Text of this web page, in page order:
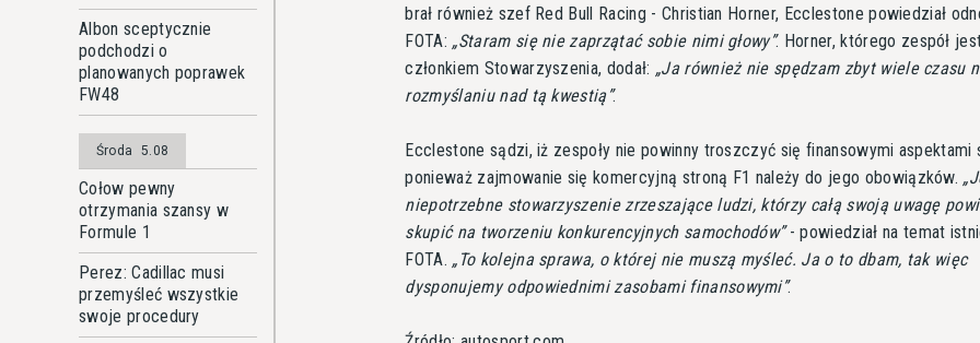
Albon sceptycznie
podchodzi o
planowanych poprawek
FW48
Środa 5.08
Cołow pewny
otrzymania szansy w
Formule 1
Perez: Cadillac musi
przemyśleć wszystkie
swoje procedury
brał również szef Red Bull Racing - Christian Horner, Ecclestone powiedział
FOTA:
Staram się nie zaprzątać sobie nimi głowy . Horner, którego zespół
członkiem Stowarzyszenia, dodał:
Ja również nie spędzam zbyt wiele czasu
rozmyślaniu nad tą kwestią .
Ecclestone sądzi, iż zespoły nie powinny troszczyć się finansowymi aspektami
ponieważ zajmowanie się komercyjną stroną F1 należy do jego obowiązków.
niepotrzebne stowarzyszenie zrzeszające ludzi, którzy całą swoją uwagę
skupić na tworzeniu konkurencyjnych samochodów - powiedział na temat
FOTA.
To kolejna sprawa, o której nie muszą myśleć. Ja o to dbam, tak więc
dysponujemy odpowiednimi zasobami finansowymi .